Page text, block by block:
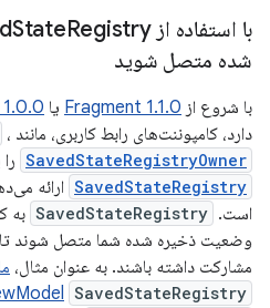
با استفاده از Saved State
شده متصل شوید
با شروع از Fragment 1.1.0 یا
دارد، کامپوننت‌های رابط کاربری، مانند ،
SavedStateRegistryOwner
SavedStateRegistry ارائه
است. SavedStateRegistry به
وضعیت ذخیره شده شما متصل شوند تا
مشارکت داشته باشند. به عنوان مثال،
SavedStateRegistry